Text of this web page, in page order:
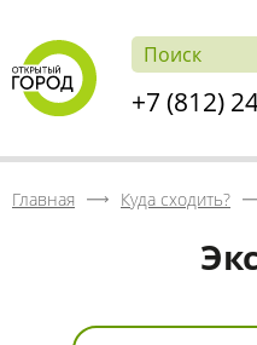
+7 (812)
Главная Куда сходить?